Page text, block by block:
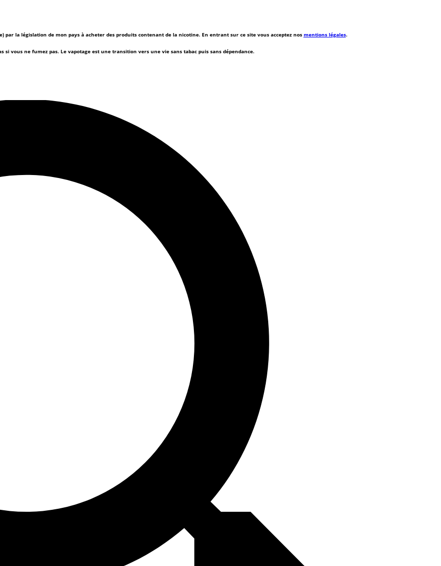
par la législation de mon pays à acheter des produits contenant de la nicotine. En entrant sur ce site vous acceptez nos mentions légales.
si vous ne fumez pas. Le vapotage est une transition vers une vie sans tabac puis sans dépendance.